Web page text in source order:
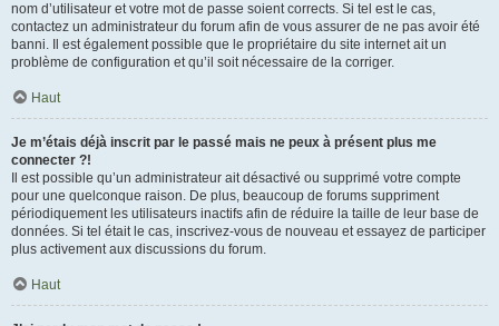
nom d’utilisateur et votre mot de passe soient corrects. Si tel est le cas,
contactez un administrateur du forum afin de vous assurer de ne pas avoir été
banni. Il est également possible que le propriétaire du site internet ait un
problème de configuration et qu’il soit nécessaire de la corriger.
Haut
Je m’étais déjà inscrit par le passé mais ne peux à présent plus me
connecter ?!
Il est possible qu’un administrateur ait désactivé ou supprimé votre compte
pour une quelconque raison. De plus, beaucoup de forums suppriment
périodiquement les utilisateurs inactifs afin de réduire la taille de leur base de
données. Si tel était le cas, inscrivez-vous de nouveau et essayez de participer
plus activement aux discussions du forum.
Haut